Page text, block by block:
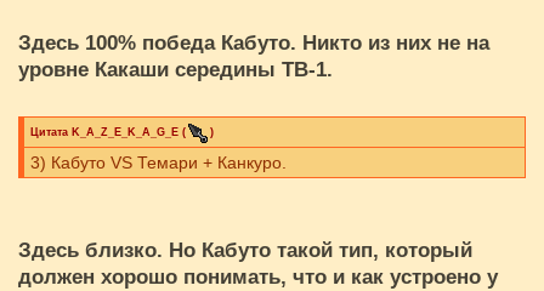
Здесь 100% победа Кабуто. Никто из них не на
уровне Какаши середины ТВ-1.
Цитата K_A_Z_E_K_A_G_E ( )
3) Кабуто VS Темари + Канкуро.
Здесь близко. Но Кабуто такой тип, который
должен хорошо понимать, что и как устроено у